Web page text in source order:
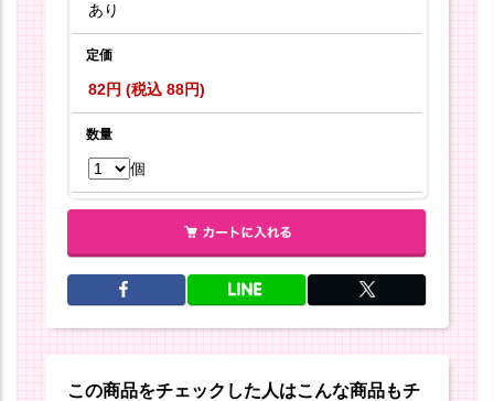
あり
定価
82円 (税込 88円)
数量
個
この商品をチェックした人はこんな商品もチ